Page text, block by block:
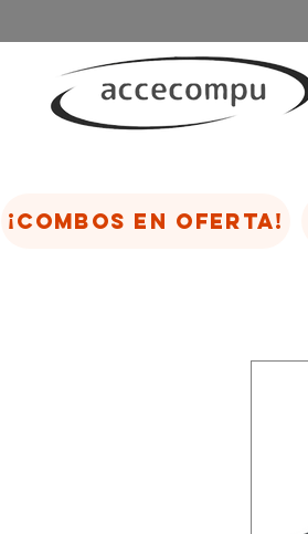
¡COMBOS EN OFERTA!